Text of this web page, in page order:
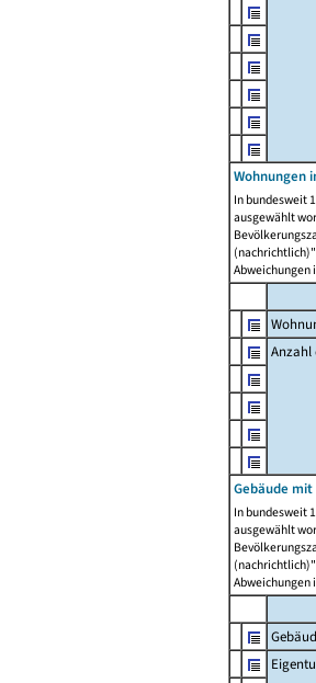
Wohnungen
In bundesweit
ausgewählt
Abweichungen
Anzahl
Gebäude
In bundesweit
ausgewählt
Abweichungen